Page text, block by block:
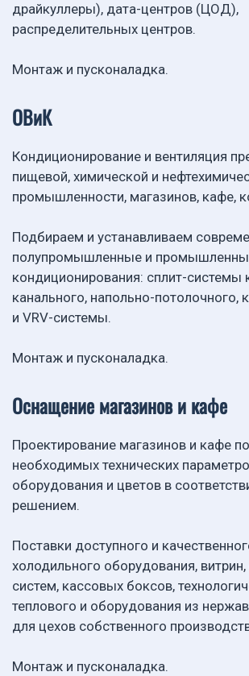
драйкуллеры), дата-центров (ЦОД),
распределительных центров.
Монтаж и пусконаладка.
ОВиК
Кондиционирование и вентиляция
пищевой, химической и
промышленности, магазинов, кафе,
Подбираем и устанавливаем
полупромышленные и
кондиционирования: сплит-системы
канального, напольно-потолочного,
и VRV-системы.
Монтаж и пусконаладка.
Оснащение магазинов и кафе
Проектирование магазинов и кафе
необходимых технических
оборудования и цветов в
решением.
Поставки доступного и
холодильного оборудования,
систем, кассовых боксов,
теплового и оборудования из
для цехов собственного
Монтаж и пусконаладка.